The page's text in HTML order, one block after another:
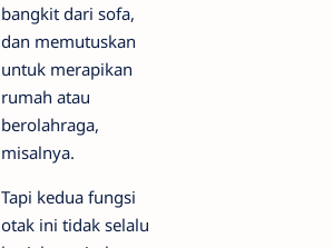
bangkit dari sofa,
dan memutuskan
untuk merapikan
rumah atau
berolahraga,
misalnya.
Tapi kedua fungsi
otak ini tidak selalu